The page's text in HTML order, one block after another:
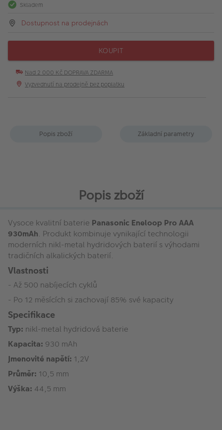
Skladem
Dostupnost na prodejnách
KOUPIT
Nad 2 000 Kč DOPRAVA ZDARMA
Vyzvednutí na prodejně bez poplatku
Popis zboží Základní parametry
Popis zboží
Vysoce kvalitní baterie Panasonic Eneloop Pro AAA
930mAh. Produkt kombinuje vynikající technologii
moderních nikl-metal hydridových baterií s výhodami
tradičních alkalických baterií.
Vlastnosti
- Až 500 nabíjecích cyklů
- Po 12 měsících si zachovají 85% své kapacity
Specifikace
Typ: nikl-metal hydridová baterie
Kapacita: 930 mAh
Jmenovité napětí: 1,2V
Průměr: 10,5 mm
Výška: 44,5 mm